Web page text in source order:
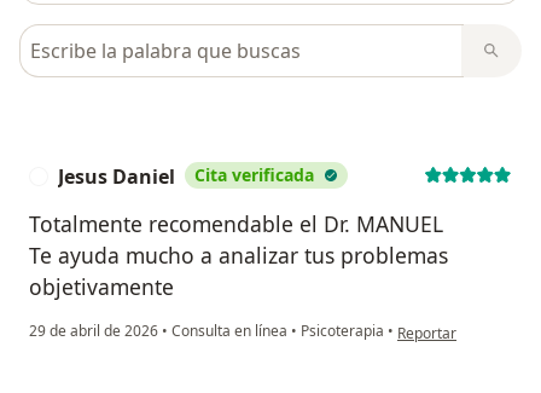
Busca en opiniones
Jesus Daniel Cita verificada
Totalmente recomendable el Dr. MANUEL
Te ayuda mucho a analizar tus problemas
objetivamente
29 de abril de 2026 • Consulta en línea • Psicoterapia • en opinión del
Reportar